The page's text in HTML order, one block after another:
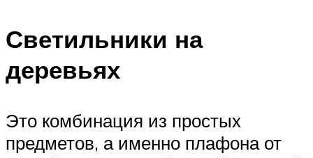
Светильники на
деревьях
Это комбинация из простых
предметов, а именно плафона от